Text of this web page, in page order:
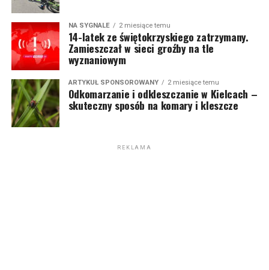
NA SYGNALE 2 miesiące temu
14-latek ze świętokrzyskiego zatrzymany.
Zamieszczał w sieci groźby na tle
wyznaniowym
ARTYKUŁ SPONSOROWANY 2 miesiące temu
Odkomarzanie i odkleszczanie w Kielcach –
skuteczny sposób na komary i kleszcze
REKLAMA